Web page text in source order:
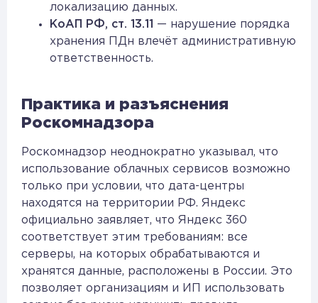
локализацию данных.
КоАП РФ, ст. 13.11 — нарушение порядка
хранения ПДн влечёт административную
ответственность.
Практика и разъяснения
Роскомнадзора
Роскомнадзор неоднократно указывал, что
использование облачных сервисов возможно
только при условии, что дата-центры
находятся на территории РФ. Яндекс
официально заявляет, что Яндекс 360
соответствует этим требованиям: все
серверы, на которых обрабатываются и
хранятся данные, расположены в России. Это
позволяет организациям и ИП использовать